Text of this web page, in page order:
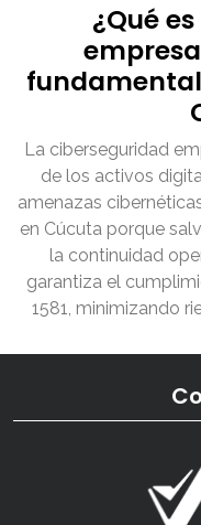
¿Qué
La ciberseguridad
de los activos
amenazas
en Cúcuta porque
la continuidad
garantiza el
1581, minimizando